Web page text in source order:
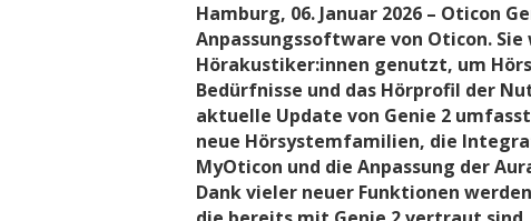
Hamburg, 06. Januar 2026 – Oticon
Anpassungssoftware von Oticon. Sie
Hörakustiker:innen genutzt, um
Bedürfnisse und das Hörprofil der
aktuelle Update von Genie 2
neue Hörsystemfamilien, die
MyOticon und die Anpassung der
Dank vieler neuer Funktionen